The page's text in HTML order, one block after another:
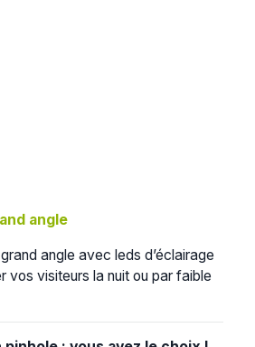
angle
angle avec leds d’éclairage
vos visiteurs la nuit ou par faible